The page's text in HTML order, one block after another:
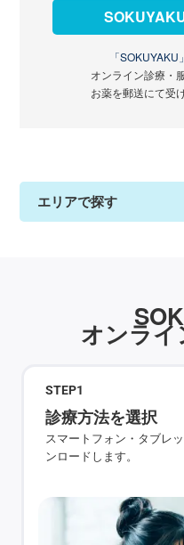
「SOKUYAKU」
オンライン診療・
お薬を郵送にて受
エリアで探す
オンラ
STEP1
診療方法を選択
スマートフォン・タブレ
ンロードします。